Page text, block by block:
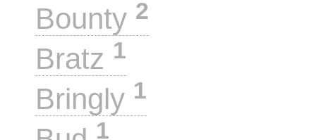
Bounty 2
Bratz 1
Bringly 1
1